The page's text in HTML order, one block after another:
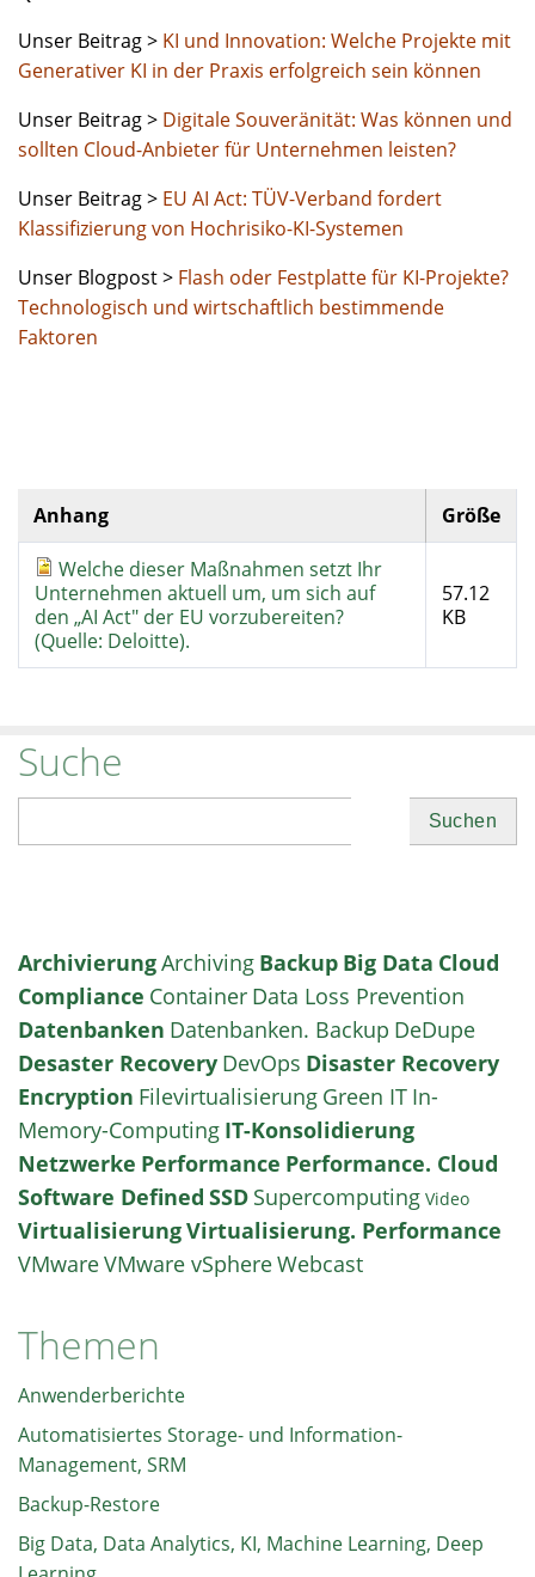
Unser Beitrag > KI und Innovation: Welche Projekte mit
Generativer KI in der Praxis erfolgreich sein können
Unser Beitrag > Digitale Souveränität: Was können und
sollten Cloud-Anbieter für Unternehmen leisten?
Unser Beitrag > EU AI Act: TÜV-Verband fordert
Klassifizierung von Hochrisiko-KI-Systemen
Unser Blogpost > Flash oder Festplatte für KI-Projekte?
Technologisch und wirtschaftlich bestimmende
Faktoren
Anhang Größe
Welche dieser Maßnahmen setzt Ihr
Unternehmen aktuell um, um sich auf
den „AI Act" der EU vorzubereiten?
(Quelle: Deloitte).
57.12
KB
Suche
ArchivierungArchiving Backup Big Data Cloud
Compliance Container Data Loss Prevention
Datenbanken Datenbanken. Backup DeDupe
Desaster Recovery DevOps Disaster Recovery
Encryption Filevirtualisierung Green IT In-
Memory-Computing IT-Konsolidierung
Netzwerke Performance Performance. Cloud
Software Defined SSD Supercomputing Video
VirtualisierungVirtualisierung. Performance
VMwareVMware vSphereWebcast
Themen
Anwenderberichte
Automatisiertes Storage- und Information-
Management, SRM
Backup-Restore
Big Data, Data Analytics, KI, Machine Learning, Deep